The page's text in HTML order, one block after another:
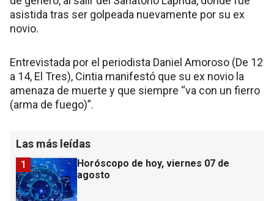
asistida tras ser golpeada nuevamente por su ex
novio.
Entrevistada por el periodista Daniel Amoroso (De 12
a 14, El Tres), Cintia manifestó que su ex novio la
amenaza de muerte y que siempre “va con un fierro
(arma de fuego)”.
Las más leídas
Horóscopo de hoy, viernes 07 de
agosto
1